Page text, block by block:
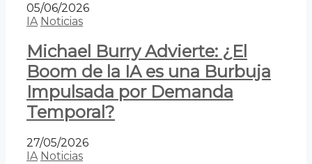
05/06/2026
IA Noticias
Michael Burry Advierte: ¿El
Boom de la IA es una Burbuja
Impulsada por Demanda
Temporal?
27/05/2026
IA Noticias